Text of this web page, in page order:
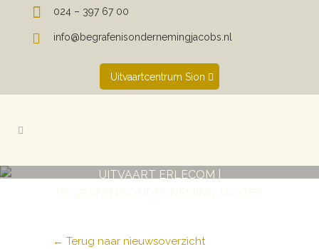
024 – 397 67 00
info@begrafenisondernemingjacobs.nl
Uitvaartcentrum Sion
UITVAART ERLECOM |
← Terug naar nieuwsoverzicht